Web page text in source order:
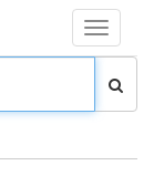
Toggle